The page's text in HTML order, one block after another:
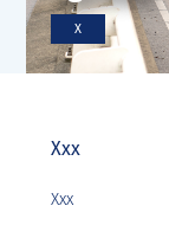
X
Xxx
Xxx